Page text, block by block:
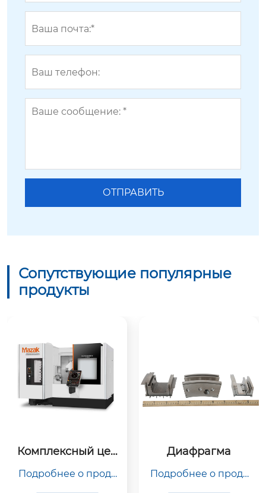
Сопутствующие популярные
продукты
Комплексный цен
зерования
Подробнее о проду
Диафрагма
Подробнее о проду